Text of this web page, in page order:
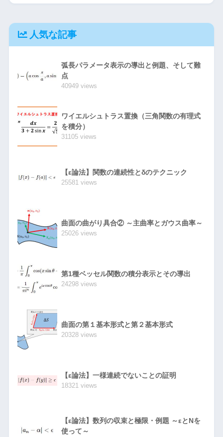
人気な記事
弧長パラメータ表示の導出と例題、そして難
点
40949 views
ワイエルシュトラス置換（三角関数の有理式
を積分）
31105 views
【ε論法】関数の連続性とδのテクニック
25581 views
曲面の曲がり具合② ～主曲率とガウス曲率～
25026 views
第1種ベッセル関数の積分表示とその導出
24298 views
曲面の第１基本形式と第２基本形式
20328 views
【ε論法】一様連続でないことの証明
18321 views
【ε論法】数列の収束と極限・例題 ～εとNを
使って～